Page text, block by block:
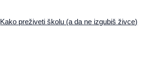
Kako preživeti školu (a da ne izgubiš živce)